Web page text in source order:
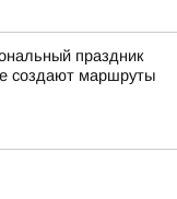
праздник
создают маршруты